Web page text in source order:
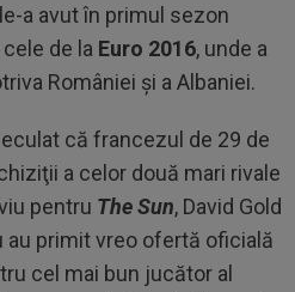
a avut în primul sezon
de la Euro 2016, unde a
României şi a Albaniei.
că francezul de 29 de
a celor două mari rivale
pentru The Sun, David Gold
primit vreo ofertă oficială
cel mai bun jucător al